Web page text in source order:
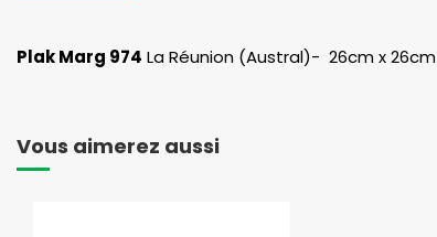
Plak Marg 974 La Réunion (Austral)- 26cm x 26cm
Vous aimerez aussi